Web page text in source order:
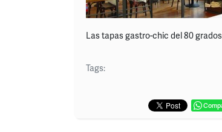
Las tapas gastro-chic del 80
Tags: